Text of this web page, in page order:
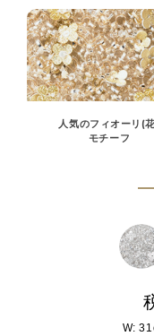
人気のフィオーリ(
モチーフ
W: